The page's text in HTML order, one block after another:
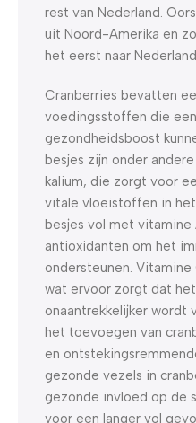
rest van Nederland.
uit Noord-Amerika en
het eerst naar
Cranberries bevatten
voedingsstoffen die
gezondheidsboost
besjes zijn onder
kalium, die zorgt voor
vitale vloeistoffen in
besjes vol met vitamine
antioxidanten om het
ondersteunen.
wat ervoor zorgt dat
onaantrekkelijker wordt
het toevoegen van
en
gezonde vezels in
gezonde invloed op de
voor een langer vol